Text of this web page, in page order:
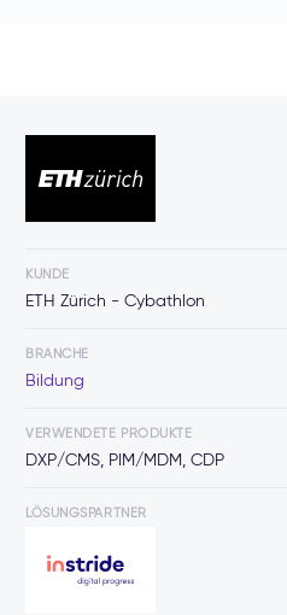
KUNDE
ETH Zürich - Cybathlon
BRANCHE
Bildung
VERWENDETE PRODUKTE
DXP/CMS, PIM/MDM, CDP
LÖSUNGSPARTNER